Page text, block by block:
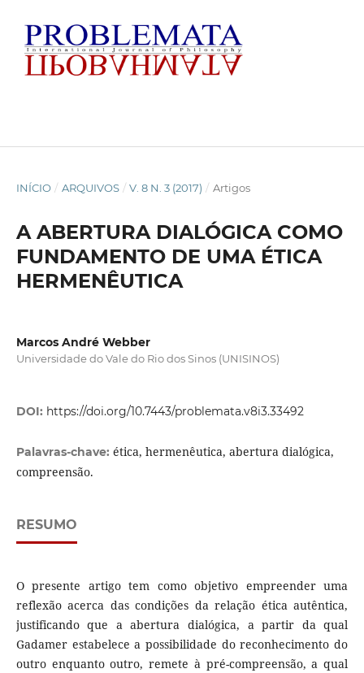
INÍCIO / ARQUIVOS / V. 8 N. 3 (2017) / Artigos
A ABERTURA DIALÓGICA COMO
FUNDAMENTO DE UMA ÉTICA
HERMENÊUTICA
Marcos André Webber
Universidade do Vale do Rio dos Sinos (UNISINOS)
DOI: https://doi.org/10.7443/problemata.v8i3.33492
Palavras-chave: ética, hermenêutica, abertura dialógica,
compreensão.
RESUMO
O presente artigo tem como objetivo empreender uma
reflexão acerca das condições da relação ética autêntica,
justificando que a abertura dialógica, a partir da qual
Gadamer estabelece a possibilidade do reconhecimento do
outro enquanto outro, remete à pré-compreensão, a qual